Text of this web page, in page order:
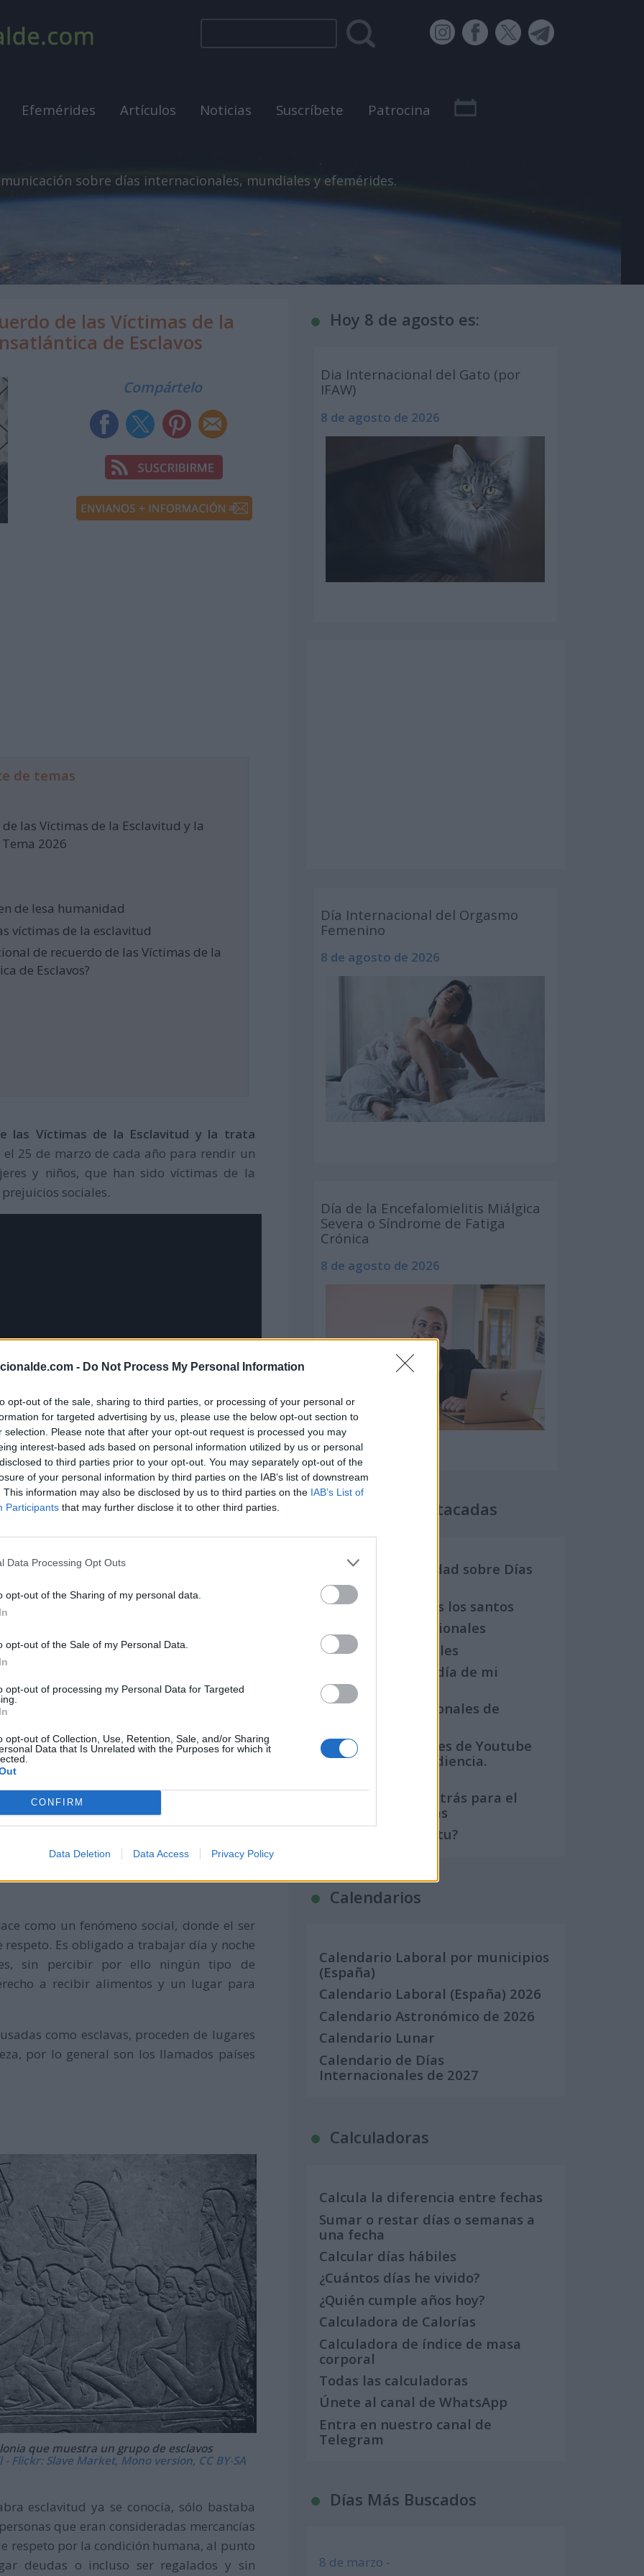
- Do Not Process My Personal Information
opt-out of the sale, sharing to third parties, or processing of your personal or
for targeted advertising by us, please use the below opt-out section to
selection. Please note that after your opt-out request is processed you may
interest-based ads based on personal information utilized by us or personal
to third parties prior to your opt-out. You may separately opt-out of the
of your personal information by third parties on the IAB’s list of downstream
This information may also be disclosed by us to third parties on the IAB’s List of
Participants that may further disclose it to other third parties.
Data Processing Opt Outs
opt-out of the Sharing of my personal data.
opt-out of the Sale of my Personal Data.
opt-out of processing my Personal Data for Targeted
opt-out of Collection, Use, Retention, Sale, and/or Sharing
Data that Is Unrelated with the Purposes for which it
CONFIRM
Data Deletion Data Access Privacy Policy
Efemérides Artículos Noticias Suscríbete Patrocina
sobre días internacionales, mundiales y efemérides.
de las Víctimas de la
de Esclavos
Compártelo
de temas
las Víctimas de la Esclavitud y la
2026
de lesa humanidad
víctimas de la esclavitud
de recuerdo de las Víctimas de la
de Esclavos?
las Víctimas de la Esclavitud y la trata
el 25 de marzo de cada año para rendir un
y niños, que han sido víctimas de la
sociales.
"El Arco del Retorno".
de las Víctimas de la
de Esclavos. Tema 2026
de las Víctimas de la Esclavitud y la
el año 2026 es:
empoderar el futuro".
como un fenómeno social, donde el ser
Es obligado a trabajar día y noche
sin percibir por ello ningún tipo de
a recibir alimentos y un lugar para
como esclavas, proceden de lugares
por lo general son los llamados países
que muestra un grupo de esclavos
- Flickr: Slave Market, Mono version, CC BY-SA
esclavitud ya se conocía, sólo bastaba
que eran consideradas mercancías
respeto por la condición humana, al punto
deudas o incluso ser regalados y sin
Hoy 8 de agosto es:
Dia Internacional del Gato (por
IFAW)
8 de agosto de 2026
Día Internacional del Orgasmo
Femenino
8 de agosto de 2026
Día de la Encefalomielitis Miálgica
Severa o Síndrome de Fatiga
Crónica
8 de agosto de 2026
Secciones destacadas
Noticias y actualidad sobre Días
Internacionales
Onomástica. Todos los santos
Semanas Internacionales
Años Internacionales
Qué se celebra el día de mi
cumpleaños
Eventos internacionales de
Los mejores canales de Youtube
según nuestra audiencia.
Crea una cuenta atrás para el
evento que quieras
¿Qué día crearías tu?
Calendarios
Calendario Laboral por municipios
(España)
Calendario Laboral (España) 2026
Calendario Astronómico de 2026
Calendario Lunar
Calendario de Días
Internacionales de 2027
Calculadoras
Calcula la diferencia entre fechas
Sumar o restar días o semanas a
una fecha
Calcular días hábiles
¿Cuántos días he vivido?
¿Quién cumple años hoy?
Calculadora de Calorías
Calculadora de índice de masa
corporal
Todas las calculadoras
Únete al canal de WhatsApp
Entra en nuestro canal de
Telegram
Días Más Buscados
8 de marzo -